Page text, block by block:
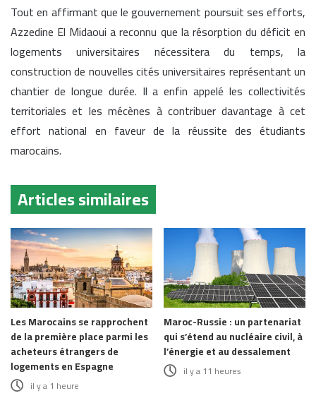
Tout en affirmant que le gouvernement poursuit ses efforts,
Azzedine El Midaoui a reconnu que la résorption du déficit en
logements universitaires nécessitera du temps, la
construction de nouvelles cités universitaires représentant un
chantier de longue durée. Il a enfin appelé les collectivités
territoriales et les mécènes à contribuer davantage à cet
effort national en faveur de la réussite des étudiants
marocains.
Articles similaires
Les Marocains se rapprochent
de la première place parmi les
acheteurs étrangers de
logements en Espagne
il y a 1 heure
Maroc-Russie : un partenariat
qui s’étend au nucléaire civil, à
l’énergie et au dessalement
il y a 11 heures